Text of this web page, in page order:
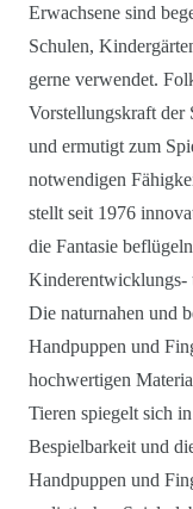
Erwachsene sind
Schulen,
gerne verwendet.
Vorstellungskraft der
und ermutigt zum
notwendigen
stellt seit 1976
die Fantasie
Kinderentwicklungs-
Die naturnahen und
Handpuppen und
hochwertigen
Tieren spiegelt sich
Bespielbarkeit und
Handpuppen und